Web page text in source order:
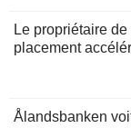
Le propriétaire
placement
Ålandsbanken